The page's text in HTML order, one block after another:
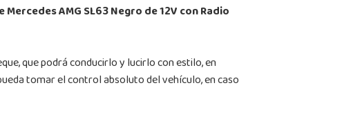
AMG SL63 Negro de 12V con Radio
que podrá conducirlo y lucirlo con estilo, en
tomar el control absoluto del vehículo, en caso